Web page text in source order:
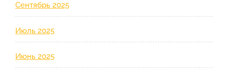
Сентябрь 2025
Июль 2025
Июнь 2025